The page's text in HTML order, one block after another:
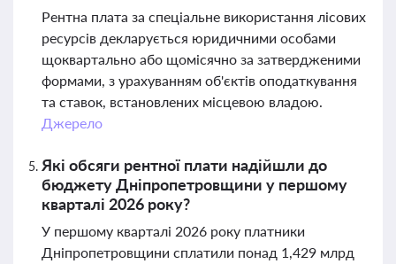
Рентна плата за спеціальне використання лісових
ресурсів декларується юридичними особами
щоквартально або щомісячно за затвердженими
формами, з урахуванням об'єктів оподаткування
та ставок, встановлених місцевою владою.
Джерело
Які обсяги рентної плати надійшли до
бюджету Дніпропетровщини у першому
кварталі 2026 року?
У першому кварталі 2026 року платники
Дніпропетровщини сплатили понад 1,429 млрд